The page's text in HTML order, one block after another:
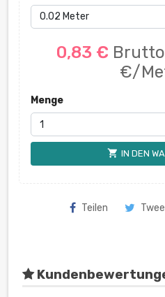
0,83 €
€/
Menge
shopping_cart IN DEN
Teilen